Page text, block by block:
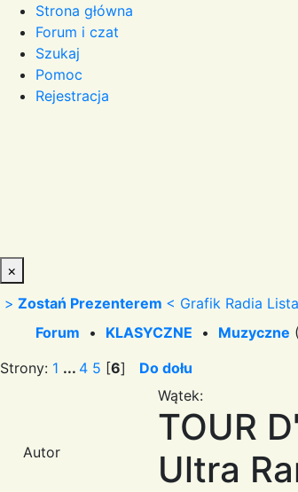
Strona główna
Forum i czat
Szukaj
Pomoc
Rejestracja
×
> Zostań Prezenterem < Grafik Radia
Forum • KLASYCZNE • Muzyczne
Strony: 1 ... 4 5 [6] Do dołu
Autor
Wątek:
TOUR
Ultra